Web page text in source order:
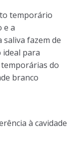
temporário
e a
fazem de
ideal para
do
branco
à cavidade